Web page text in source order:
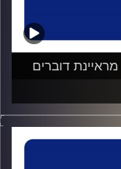
דוברים
מכנס ״תקשורת
בדצמבר 2025 בשיתוף באוניברסיטת רייכמן,
ויפעת מידע